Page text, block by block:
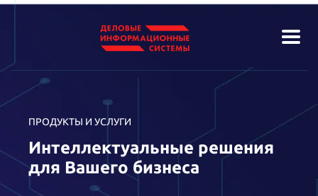
ПРОДУКТЫ И УСЛУГИ
Интеллектуальные решения
для Вашего бизнеса